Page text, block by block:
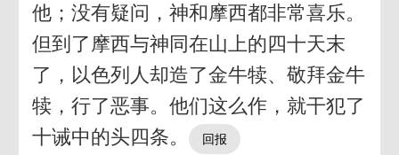
他；没有疑问，神和摩西都非常喜乐。
但到了摩西与神同在山上的四十天末
了，以色列人却造了金牛犊、敬拜金牛
犊，行了恶事。他们这么作，就干犯了
十诫中的头四条。